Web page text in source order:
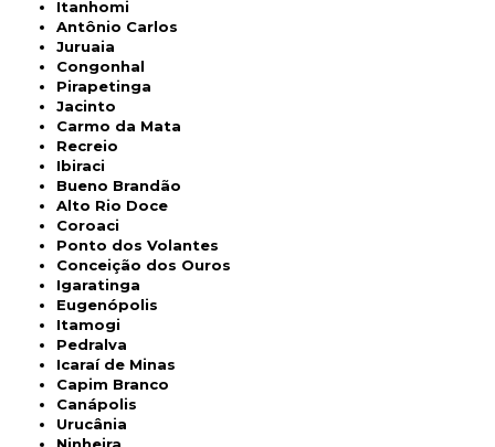
Itanhomi
Antônio Carlos
Juruaia
Congonhal
Pirapetinga
Jacinto
Carmo da Mata
Recreio
Ibiraci
Bueno Brandão
Alto Rio Doce
Coroaci
Ponto dos Volantes
Conceição dos Ouros
Igaratinga
Eugenópolis
Itamogi
Pedralva
Icaraí de Minas
Capim Branco
Canápolis
Urucânia